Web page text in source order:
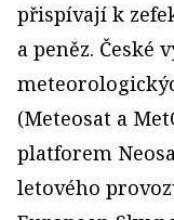
přispívají k
a peněz. České
(Meteosat a
platforem
letového